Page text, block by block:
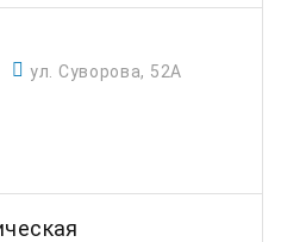
ул. Суворова, 52А